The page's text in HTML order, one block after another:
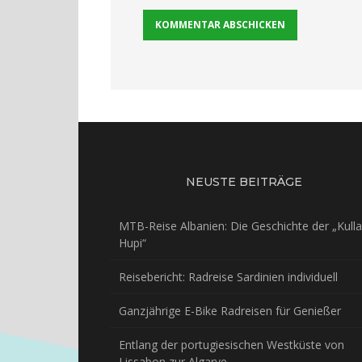
NEUSTE BEITRÄGE
MTB-Reise Albanien: Die Geschichte der „Kulla
Hupi“
Reisebericht: Radreise Sardinien individuell
Ganzjährige E-Bike Radreisen für Genießer
Entlang der portugiesischen Westküste von